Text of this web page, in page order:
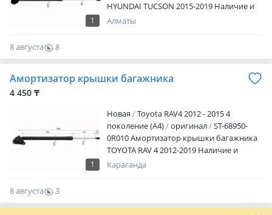
1
HYUNDAI TUCSON 2015-2019 Наличие и
актуальную цену уточняйте у
Алматы
8 августа
8
0
Амортизатор крышки багажника
4 450 ₸
1
Новая
Toyota RAV4 2012 - 2015 4
поколение (A4)
оригинал
ST-68950-
0R010 Амортизатор крышки багажника
TOYOTA RAV 4 2012-2019 Наличие и
актуальную цену уточняйте у
Караганда
8 августа
3
0